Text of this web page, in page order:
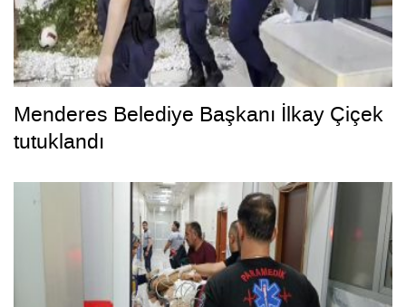
Menderes Belediye Başkanı İlkay Çiçek
tutuklandı